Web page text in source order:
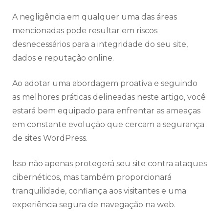
A negligência em qualquer uma das áreas
mencionadas pode resultar em riscos
desnecessários para a integridade do seu site,
dados e reputação online.
Ao adotar uma abordagem proativa e seguindo
as melhores práticas delineadas neste artigo, você
estará bem equipado para enfrentar as ameaças
em constante evolução que cercam a segurança
de sites WordPress.
Isso não apenas protegerá seu site contra ataques
cibernéticos, mas também proporcionará
tranquilidade, confiança aos visitantes e uma
experiência segura de navegação na web.